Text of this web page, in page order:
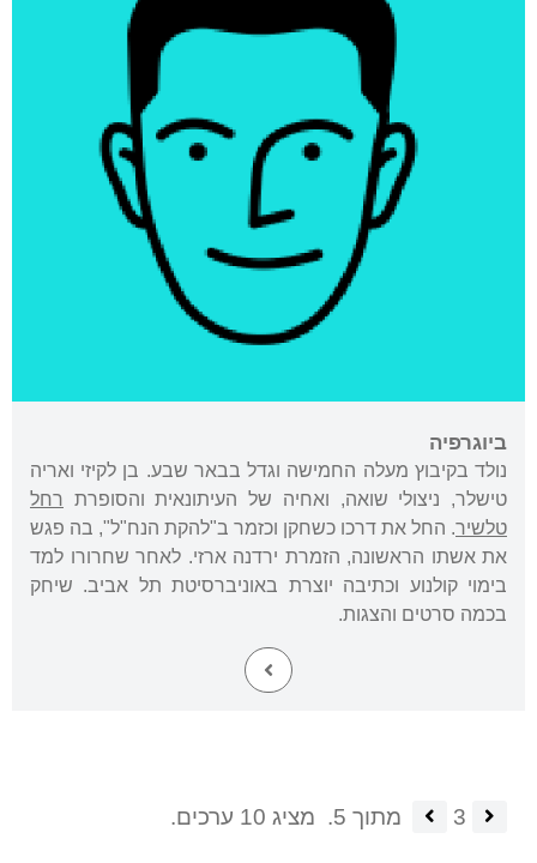
ביוגרפיה
נולד בקיבוץ מעלה החמישה וגדל בבאר שבע. בן לקיזי ואריה
טישלר, ניצולי שואה, ואחיה של העיתונאית והסופרת רחל
טלשיר. החל את דרכו כשחקן וכזמר ב"להקת הנח"ל", בה פגש
את אשתו הראשונה, הזמרת ירדנה ארזי. לאחר שחרורו למד
בימוי קולנוע וכתיבה יוצרת באוניברסיטת תל אביב. שיחק
בכמה סרטים והצגות.
3 מתוך 5. מציג 10 ערכים.